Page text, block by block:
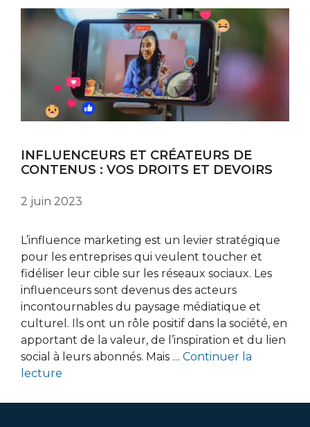
INFLUENCEURS ET CRÉATEURS DE
CONTENUS : VOS DROITS ET DEVOIRS
2 juin 2023
L’influence marketing est un levier stratégique
pour les entreprises qui veulent toucher et
fidéliser leur cible sur les réseaux sociaux. Les
influenceurs sont devenus des acteurs
incontournables du paysage médiatique et
culturel. Ils ont un rôle positif dans la société, en
apportant de la valeur, de l’inspiration et du lien
social à leurs abonnés. Mais … Continuer la
lecture